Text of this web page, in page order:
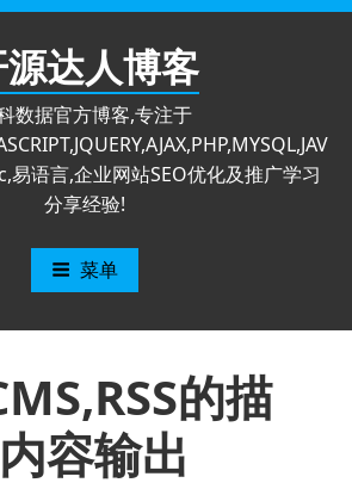
达人博客
数据官方博客,专注于
易语言,企业网站SEO优化及推广学习
分享经验!
菜单
的描
容输出